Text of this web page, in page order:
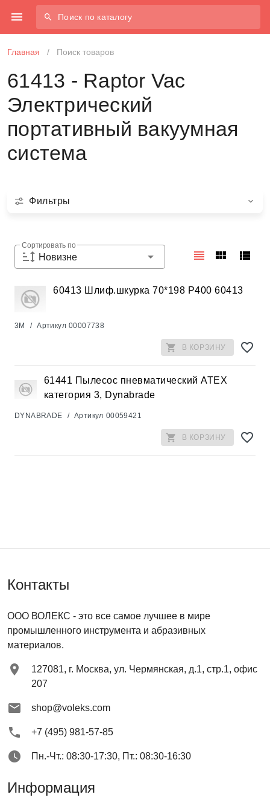
Поиск по каталогу
Главная / Поиск товаров
61413 - Raptor Vac
Электрический
портативный вакуумная
система
Фильтры
Сортировать по
Новизне
60413 Шлиф.шкурка 70*198 Р400 60413
3M / Артикул 00007738
В КОРЗИНУ
61441 Пылесос пневматический АТЕХ
категория 3, Dynabrade
DYNABRADE / Артикул 00059421
В КОРЗИНУ
Контакты
ООО ВОЛЕКС - это все самое лучшее в мире
промышленного инструмента и абразивных
материалов.
127081, г. Москва, ул. Чермянская, д.1, стр.1, офис
207
shop@voleks.com
+7 (495) 981-57-85
Пн.-Чт.: 08:30-17:30, Пт.: 08:30-16:30
Информация